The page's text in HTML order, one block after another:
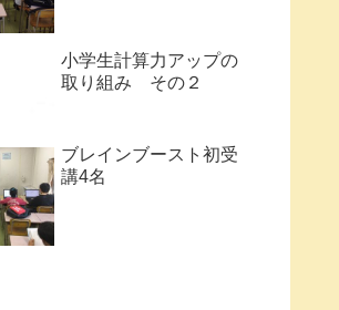
小学生計算力アップの
取り組み その２
ブレインブースト初受
講4名